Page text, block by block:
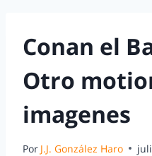
Conan el
Otro
imagenes
Por J.J. González Haro